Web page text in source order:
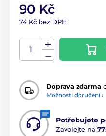
90 Kč
74 Kč bez DPH
Doprava zdarma
Možnosti doručení ›
Potřebujete
Zavolejte na